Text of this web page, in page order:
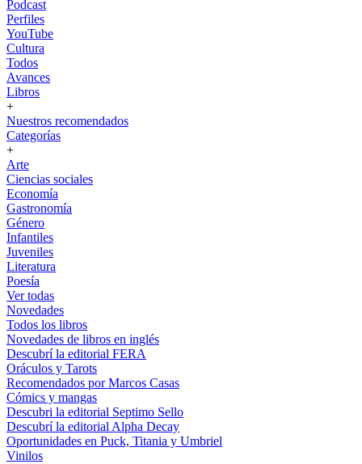
Podcast
Perfiles
YouTube
Cultura
Todos
Avances
Libros
+
Nuestros recomendados
Categorías
+
Arte
Ciencias sociales
Economía
Gastronomía
Género
Infantiles
Juveniles
Literatura
Poesía
Ver todas
Novedades
Todos los libros
Novedades de libros en inglés
Descubrí la editorial FERA
Oráculos y Tarots
Recomendados por Marcos Casas
Cómics y mangas
Descubri la editorial Septimo Sello
Descubrí la editorial Alpha Decay
Oportunidades en Puck, Titania y Umbriel
Vinilos